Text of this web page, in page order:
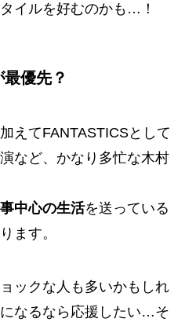
イルを好むのかも…！
優先？
えてFANTASTICSとして
など、かなり多忙な木村
中心の生活を送っている
ます。
ックな人も多いかもしれ
なるなら応援したい…そ